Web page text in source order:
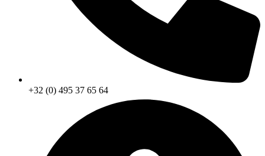
+32 (0) 495 37 65 64